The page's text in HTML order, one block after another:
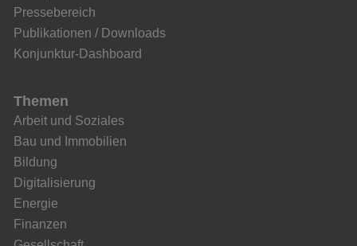
Pressebereich
Publikationen / Downloads
Konjunktur-Dashboard
Themen
Arbeit und Soziales
Bau und Immobilien
Bildung
Digitalisierung
Energie
Finanzen